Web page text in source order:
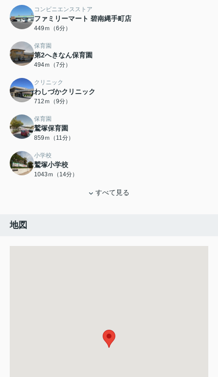
コンビニエンスストア
ファミリーマート 碧南縄手町店
449ｍ（6分）
保育園
第2へきなん保育園
494ｍ（7分）
クリニック
わしづかクリニック
712ｍ（9分）
保育園
鷲塚保育園
859ｍ（11分）
小学校
鷲塚小学校
1043ｍ（14分）
すべて見る
地図